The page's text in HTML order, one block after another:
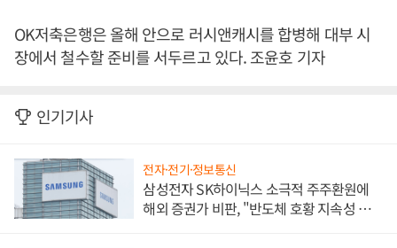
OK저축은행은 올해 안으로 러시앤캐시를 합병해 대부 시
장에서 철수할 준비를 서두르고 있다. 조윤호 기자
인기기사
전자·전기·정보통신
삼성전자 SK하이닉스 소극적 주주환원에
해외 증권가 비판, "반도체 호황 지속성 의